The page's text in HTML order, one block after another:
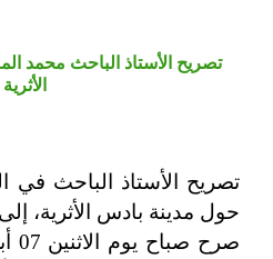
تصريح الأستاذ الباحث محمد
الأثرية
تصريح الأستاذ الباحث في
حول مدينة بادس الأثرية، إلى